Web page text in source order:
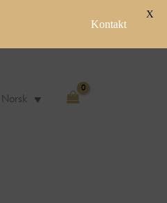
Norsk
Kontakt
X